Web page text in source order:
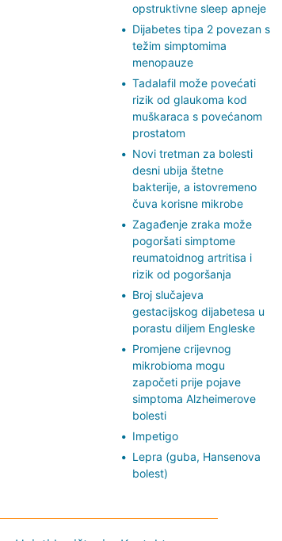
opstruktivne sleep apneje
Dijabetes tipa 2 povezan s
težim simptomima
menopauze
Tadalafil može povećati
rizik od glaukoma kod
muškaraca s povećanom
prostatom
Novi tretman za bolesti
desni ubija štetne
bakterije, a istovremeno
čuva korisne mikrobe
Zagađenje zraka može
pogoršati simptome
reumatoidnog artritisa i
rizik od pogoršanja
Broj slučajeva
gestacijskog dijabetesa u
porastu diljem Engleske
Promjene crijevnog
mikrobioma mogu
započeti prije pojave
simptoma Alzheimerove
bolesti
Impetigo
Lepra (guba, Hansenova
bolest)